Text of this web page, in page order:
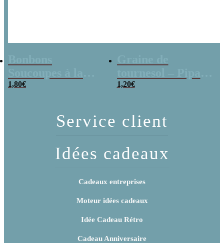
poudre (x20)
1,80€
x 3
1,20€
Service client
Idées cadeaux
Cadeaux entreprises
Moteur idées cadeaux
Idée Cadeau Rétro
Cadeau Anniversaire